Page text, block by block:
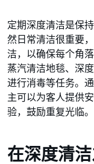
定期深度清洁是保
然日常清洁很重要
洁，以确保每个角
蒸汽清洁地毯、深
进行消毒等任务。
主可以为客人提供
验，鼓励重复光临。
在深度清